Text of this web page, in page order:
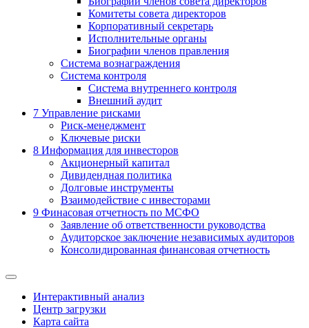
Комитеты совета директоров
Корпоративный секретарь
Исполнительные органы
Биографии членов правления
Система вознаграждения
Система контроля
Система внутреннего контроля
Внешний аудит
7 Управление рисками
Риск-менеджмент
Ключевые риски
8 Информация для инвесторов
Акционерный капитал
Дивидендная политика
Долговые инструменты
Взаимодействие с инвеcторами
9 Финасовая отчетность по МСФО
Заявление об ответственности руководства
Аудиторское заключение независимых аудиторов
Консолидированная финансовая отчетность
Интерактивный анализ
Центр загрузки
Карта сайта